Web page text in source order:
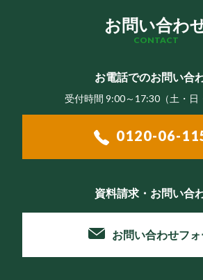
お問い合わ
CONTACT
お電話でのお問い合
受付時間 9:00～17:30（⼟・⽇
0120-06-
資料請求・お問い合
お問い合わせフォ